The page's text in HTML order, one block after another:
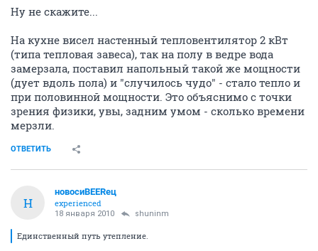
Ну не скажите...
На кухне висел настенный тепловентилятор 2 кВт
(типа тепловая завеса), так на полу в ведре вода
замерзала, поставил напольный такой же мощности
(дует вдоль пола) и "случилось чудо" - стало тепло и
при половинной мощности. Это объяснимо с точки
зрения физики, увы, задним умом - сколько времени
мерзли.
ОТВЕТИТЬ
Н
новосиBEERец
experienced
18 января 2010 shuninm
Единственный путь утепление.